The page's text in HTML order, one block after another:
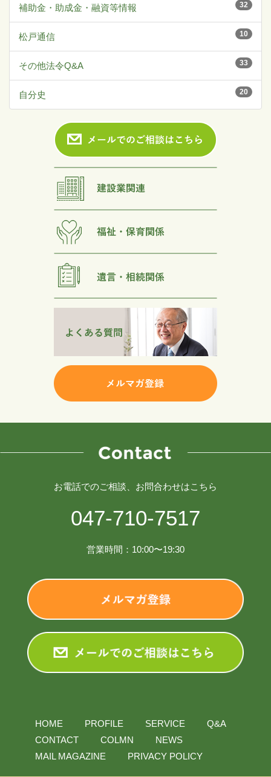
32
補助金・助成金・融資等情報
10
松戸通信
33
その他法令Q&A
20
自分史
お電話でのご相談、お問合わせはこちら
047-710-7517
営業時間：10:00〜19:30
HOME PROFILE SERVICE
Q&A
CONTACT
COLMN
NEWS
MAIL MAGAZINE
PRIVACY POLICY